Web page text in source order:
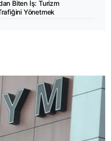
Biten İş: Turizm
Yönetmek